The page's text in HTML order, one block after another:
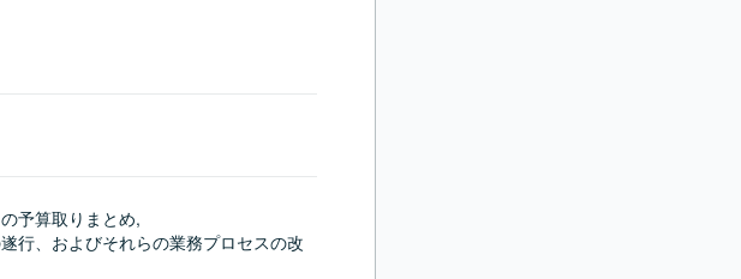
予算取りまとめ,
行、およびそれらの業務プロセスの改